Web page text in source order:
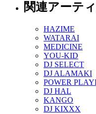
関連アーテ
HAZIME
WATARAI
MEDICINE
YOU-KID
DJ SELECT
DJ ALAMAKI
POWER
DJ HAL
KANGO
DJ KIXXX